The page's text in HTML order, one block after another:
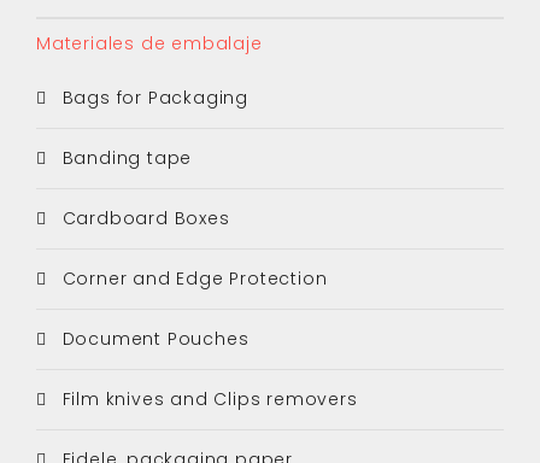
Materiales de embalaje
Bags for Packaging
Banding tape
Cardboard Boxes
Corner and Edge Protection
Document Pouches
Film knives and Clips removers